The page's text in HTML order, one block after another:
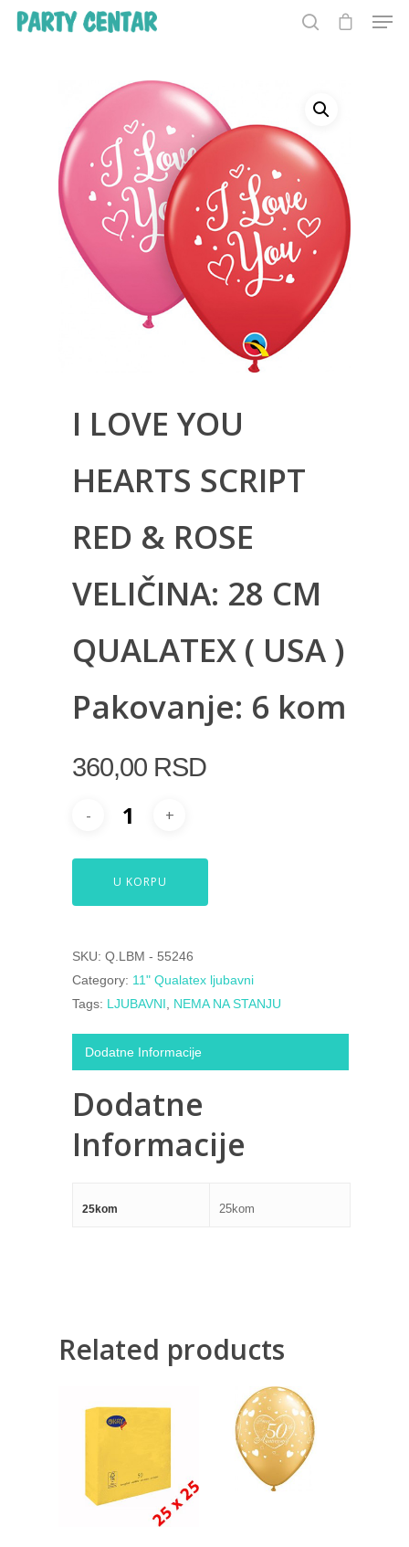
Hit enter to search or ESC to close
I LOVE YOU
HEARTS SCRIPT
RED & ROSE
VELIČINA: 28 CM
QUALATEX ( USA )
Pakovanje: 6 kom
360,00 RSD
U KORPU
SKU: Q.LBM - 55246
Category: 11" Qualatex ljubavni
Tags: LJUBAVNI NEMA NA STANJU
Dodatne Informacije
Dodatne
Informacije
25kom 25kom
Related products
160,00 360,00RSD